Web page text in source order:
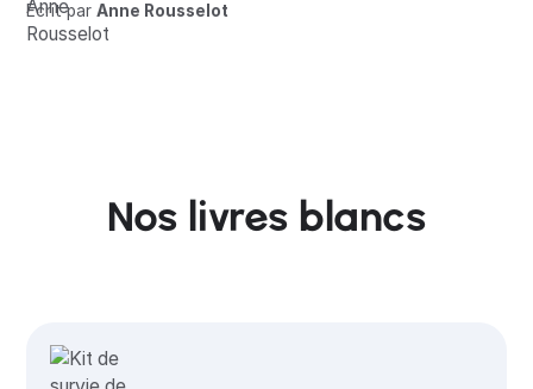
Écrit parAnne Rousselot
Nos livres blancs